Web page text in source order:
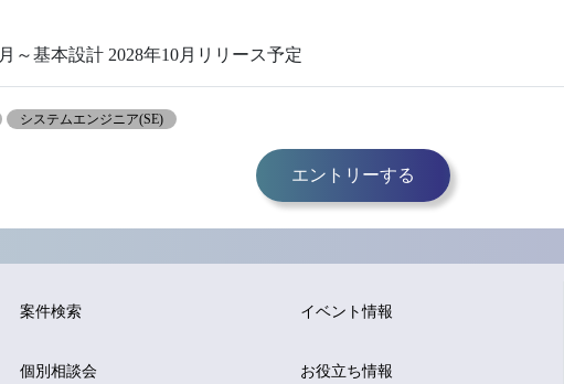
～基本設計 2028年10月リリース予定
システムエンジニア(SE)
エントリーする
案件検索 イベント情報
個別相談会 お役立ち情報